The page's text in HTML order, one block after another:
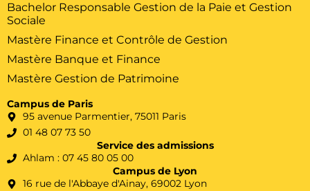
Bachelor Responsable Gestion de la Paie et Gestion
Sociale
Mastère Finance et Contrôle de Gestion
Mastère Banque et Finance
Mastère Gestion de Patrimoine
Campus de Paris
95 avenue Parmentier, 75011 Paris
01 48 07 73 50
Service des admissions
Ahlam : 07 45 80 05 00
Campus de Lyon
16 rue de l'Abbaye d'Ainay, 69002 Lyon